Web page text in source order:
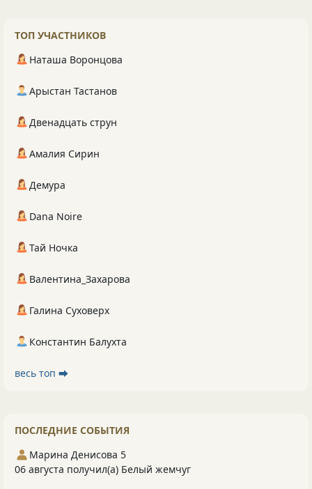
ТОП УЧАСТНИКОВ
Наташа Воронцова
Арыстан Тастанов
Двенадцать струн
Амалия Сирин
Демура
Dana Noire
Тай Ночка
Валентина_Захарова
Галина Суховерх
Константин Балухта
весь топ ⮕
ПОСЛЕДНИЕ СОБЫТИЯ
Марина Денисова 5
06 августа получил(а) Белый жемчуг